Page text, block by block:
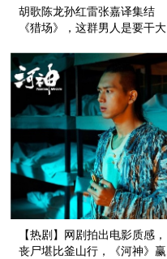
胡歌陈龙孙红雷张嘉译集结
《猎场》，这群男人是要干大
【热剧】网剧拍出电影质感，
丧尸堪比釜山行，《河神》赢